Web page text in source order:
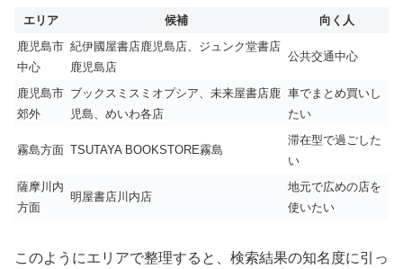
エリア 候補
向く人
鹿児島市
中心
紀伊國屋書店鹿児島店、ジュンク堂書店
鹿児島店
公共交通中心
鹿児島市
郊外
ブックスミスミオプシア、未来屋書店鹿
児島、めいわ各店
車でまとめ買いし
たい
霧島方面 TSUTAYA BOOKSTORE霧島
滞在型で過ごした
い
薩摩川内
方面
明屋書店川内店
地元で広めの店を
使いたい
このようにエリアで整理すると、検索結果の知名度に引っ